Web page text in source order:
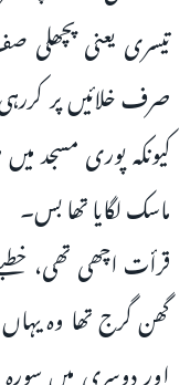
تیسری یعنی پچھلی
صرف خلائیں پر
کیونکہ پوری مسجد
ماسک لگایا تھا بس۔
قرأت اچھی تھی،
گھن گرج تھا وہ
اور دوسری میں